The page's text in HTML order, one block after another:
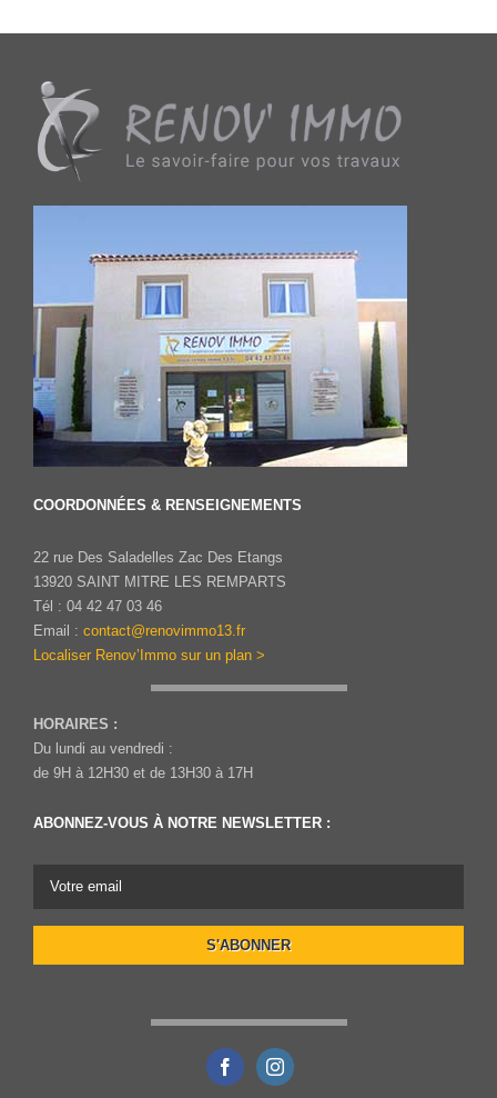
COORDONNÉES & RENSEIGNEMENTS
22 rue Des Saladelles Zac Des Etangs
13920 SAINT MITRE LES REMPARTS
Tél : 04 42 47 03 46
Email : contact@renovimmo13.fr
Localiser Renov’Immo sur un plan >
HORAIRES :
Du lundi au vendredi :
de 9H à 12H30 et de 13H30 à 17H
ABONNEZ-VOUS À NOTRE NEWSLETTER :